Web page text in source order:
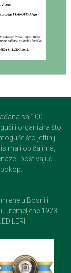
sa 100-
i organizira što
što jeftiniji
i običajima,
i poštivajući
u Bosni i
utemeljene 1923.